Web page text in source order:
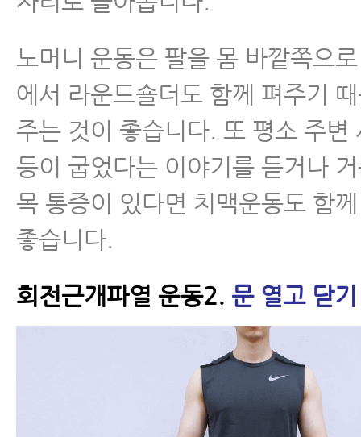
노머니 운동은 팔을 몸 바깥쪽으
에서 라운드숄더도 함께 펴주기
주는 것이 좋습니다. 또 평소 주변
등이 굽었다는 이야기를 듣거나
목 통증이 있다면 치맥운동도 함
좋습니다.
회전근개파열 운동2. 문 열고 닫